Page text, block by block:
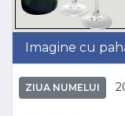
Imagine cu
ZIUA NUMELUI